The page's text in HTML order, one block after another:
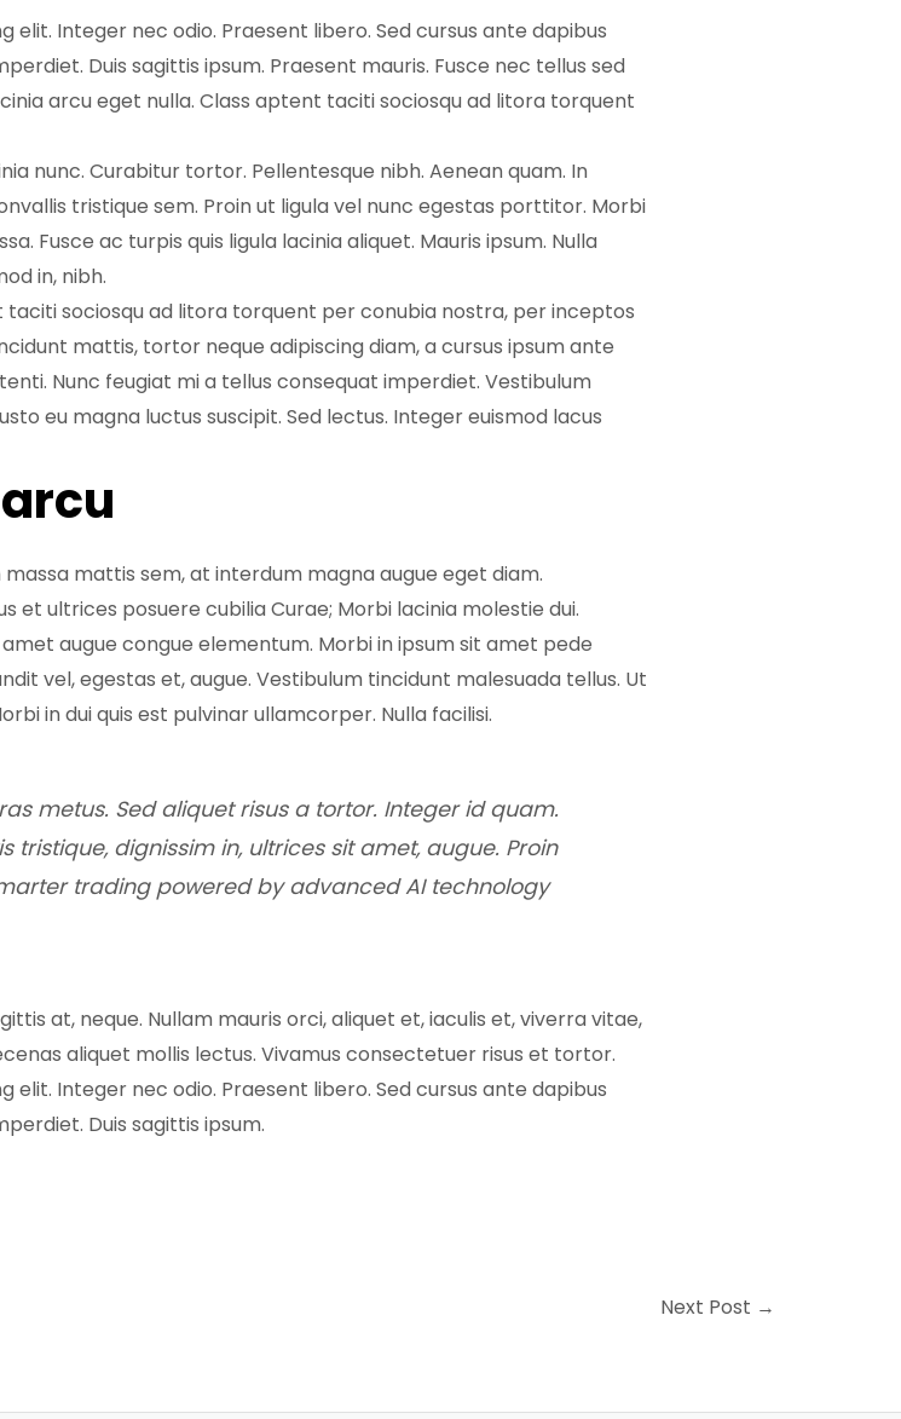
Integer nec odio. Praesent libero. Sed cursus ante dapibus
Duis sagittis ipsum. Praesent mauris. Fusce nec tellus sed
arcu eget nulla. Class aptent taciti sociosqu ad litora torquent
nunc. Curabitur tortor. Pellentesque nibh. Aenean quam. In
tristique sem. Proin ut ligula vel nunc egestas porttitor. Morbi
Fusce ac turpis quis ligula lacinia aliquet. Mauris ipsum. Nulla
in, nibh.
sociosqu ad litora torquent per conubia nostra, per inceptos
mattis, tortor neque adipiscing diam, a cursus ipsum ante
Nunc feugiat mi a tellus consequat imperdiet. Vestibulum
eu magna luctus suscipit. Sed lectus. Integer euismod lacus
mattis sem, at interdum magna augue eget diam.
et ultrices posuere cubilia Curae; Morbi lacinia molestie dui.
augue congue elementum. Morbi in ipsum sit amet pede
vel, egestas et, augue. Vestibulum tincidunt malesuada tellus. Ut
in dui quis est pulvinar ullamcorper. Nulla facilisi.
metus. Sed aliquet risus a tortor. Integer id quam.
tristique, dignissim in, ultrices sit amet, augue. Proin
trading powered by advanced AI technology
at, neque. Nullam mauris orci, aliquet et, iaculis et, viverra vitae,
aliquet mollis lectus. Vivamus consectetuer risus et tortor.
Integer nec odio. Praesent libero. Sed cursus ante dapibus
Duis sagittis ipsum.
Next Post →